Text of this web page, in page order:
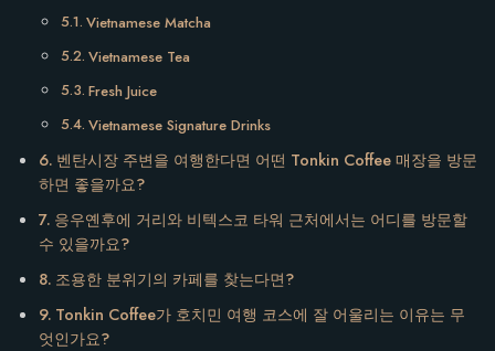
Vietnamese Matcha
Vietnamese Tea
Fresh Juice
Vietnamese Signature Drinks
벤탄시장 주변을 여행한다면 어떤 Tonkin Coffee 매장을 방문
하면 좋을까요?
응우옌후에 거리와 비텍스코 타워 근처에서는 어디를 방문할
수 있을까요?
조용한 분위기의 카페를 찾는다면?
Tonkin Coffee가 호치민 여행 코스에 잘 어울리는 이유는 무
엇인가요?